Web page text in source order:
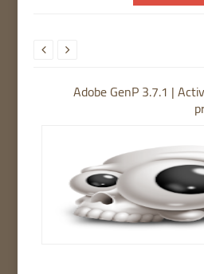
Adobe GenP 3.7.1 |
 